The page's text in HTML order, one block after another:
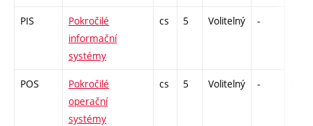
PIS
Pokročilé
informační
systémy
cs 5 Volitelný -
POS
Pokročilé
operační
systémy
cs 5 Volitelný -